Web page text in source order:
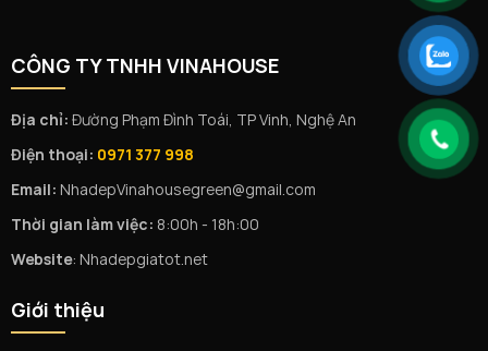
CÔNG TY TNHH VINAHOUSE
Địa chỉ: Đường Phạm Đình Toái, TP Vinh, Nghệ An
Điện thoại: 0971 377 998
Email: NhadepVinahousegreen@gmail.com
Thời gian làm việc: 8:00h - 18h:00
Website: Nhadepgiatot.net
Giới thiệu